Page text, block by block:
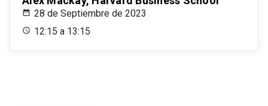
28 de Septiembre de 2023
12:15 a 13:15